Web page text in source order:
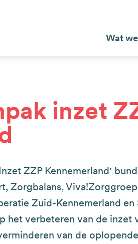
Wat
inzet
ZZP Kennemerland'
Zorgbalans,
Zuid-Kennemerland en
verbeteren van de inzet
van de